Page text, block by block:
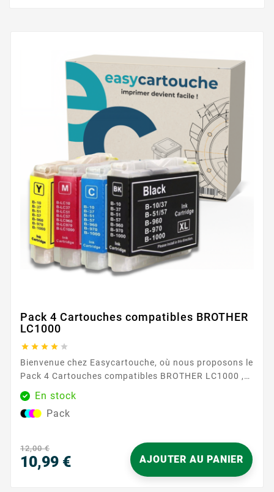
Pack 4 Cartouches compatibles BROTHER
LC1000
    
Bienvenue chez Easycartouche, où nous proposons le
Pack 4 Cartouches compatibles BROTHER LC1000 ,
conçu pour offrir une qualité d'impression
exceptionnelle à un prix imbattable. Ces cartouches
sont parfaites pour ceux qui exigent des
compatibles BROTHER LC1000 comprend à la...
En stock
Pack
12,00 €
10,99 € AJOUTER AU PANIER